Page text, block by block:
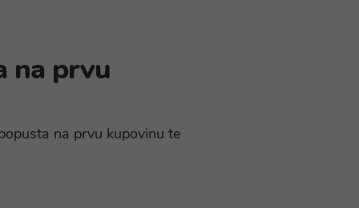
na prvu
na prvu kupovinu te